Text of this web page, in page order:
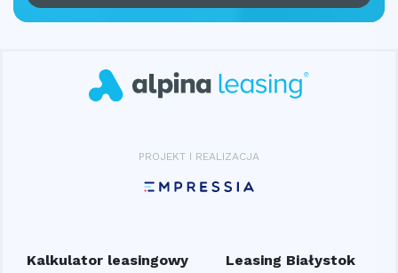
PROJEKT I REALIZACJA
Kalkulator leasingowy Leasing Białystok